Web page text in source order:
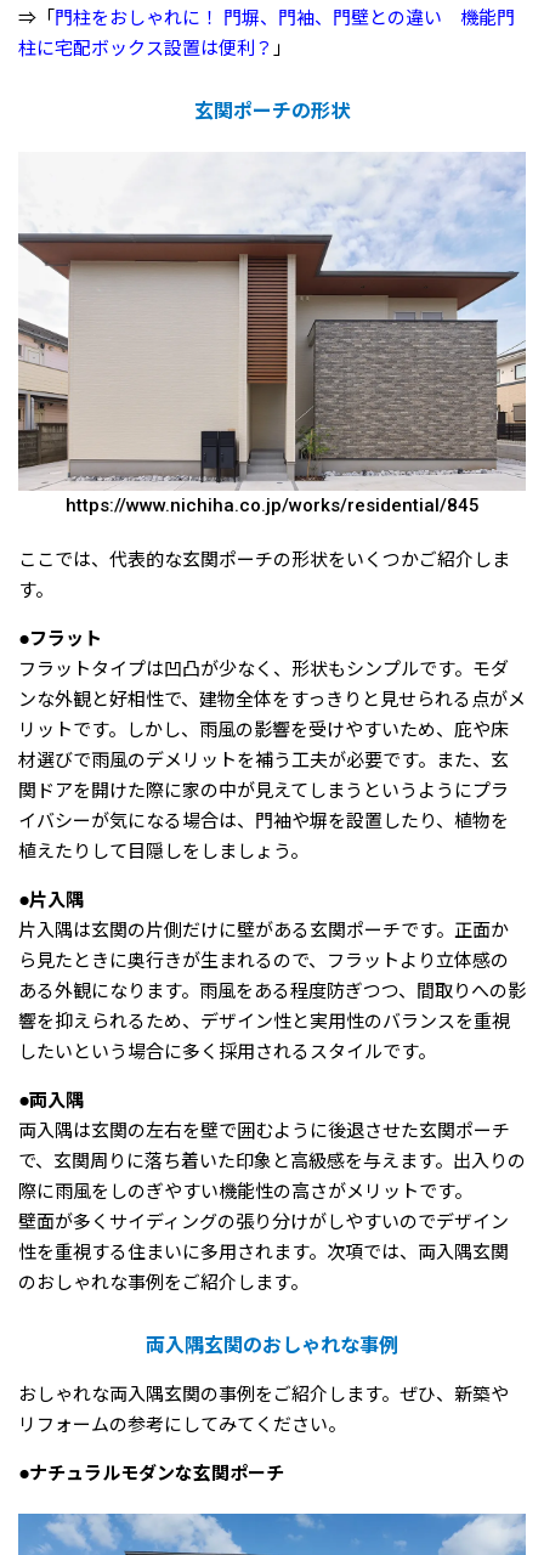
⇒「 門柱をおしゃれに！ 門塀、門袖、門壁との違い 機能門
柱に宅配ボックス設置は便利？ 」
玄関ポーチの形状
https://www.nichiha.co.jp/works/residential/845
ここでは、代表的な玄関ポーチの形状をいくつかご紹介しま
す。
●フラット
フラットタイプは凹凸が少なく、形状もシンプルです。モダ
ンな外観と好相性で、建物全体をすっきりと見せられる点がメ
リットです。しかし、雨風の影響を受けやすいため、庇や床
材選びで雨風のデメリットを補う工夫が必要です。また、玄
関ドアを開けた際に家の中が見えてしまうというようにプラ
イバシーが気になる場合は、門袖や塀を設置したり、植物を
植えたりして目隠しをしましょう。
●片入隅
片入隅は玄関の片側だけに壁がある玄関ポーチです。正面か
ら見たときに奥行きが生まれるので、フラットより立体感の
ある外観になります。雨風をある程度防ぎつつ、間取りへの影
響を抑えられるため、デザイン性と実用性のバランスを重視
したいという場合に多く採用されるスタイルです。
●両入隅
両入隅は玄関の左右を壁で囲むように後退させた玄関ポーチ
で、玄関周りに落ち着いた印象と高級感を与えます。出入りの
際に雨風をしのぎやすい機能性の高さがメリットです。
壁面が多くサイディングの張り分けがしやすいのでデザイン
性を重視する住まいに多用されます。次項では、両入隅玄関
のおしゃれな事例をご紹介します。
両入隅玄関のおしゃれな事例
おしゃれな両入隅玄関の事例をご紹介します。ぜひ、新築や
リフォームの参考にしてみてください。
●ナチュラルモダンな玄関ポーチ